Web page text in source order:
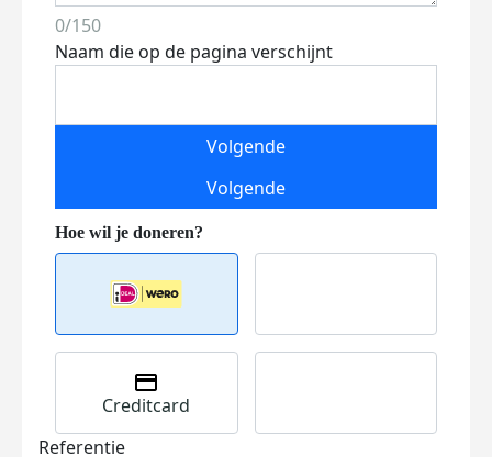
0/150
Naam die op de pagina verschijnt
Volgende
Volgende
Creditcard
Referentie